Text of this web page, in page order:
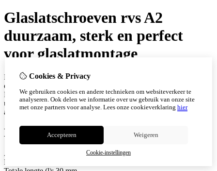
Glaslatschroeven rvs A2
duurzaam, sterk en perfect
voor glaslatmontage
De glaslatschroeven rvs A2 van schroefwebshop zijn speciaal
ontworpen voor de bevestiging van glaslatten in houten kozijnen.
Dankzij meer dan 40 jaar ervaring in de bouw leveren wij
uitsluitend hoogwaardige schroeven die zorgen voor een nette
afwerking, stevige grip en een lange levensduur.
Kenmerken
Aantal stuks
Diameter (d): 3,2 mm
Cookies & Privacy
We gebruiken cookies en andere technieken om websiteverkeer te
analyseren. Ook delen we informatie over uw gebruik van onze site
met onze partners voor analyse. Lees onze cookieverklaring hier
Accepteren Weigeren
Cookie-instellingen